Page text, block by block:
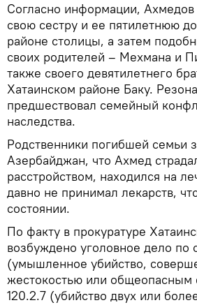
Согласно информации,
свою сестру и ее пятилетнюю
районе столицы, а затем
своих родителей – Мехмана и
также своего девятилетнего
Хатаинском районе Баку.
предшествовал семейный
наследства.
Родственники погибшей семьи
Азербайджан, что Ахмед
расстройством, находился на
давно не принимал лекарств,
состоянии.
По факту в прокуратуре
возбуждено уголовное дело по
(умышленное убийство,
жестокостью или общеопасным
120.2.7 (убийство двух или